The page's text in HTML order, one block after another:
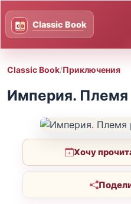
Classic Book/Приключения
Империя. Племя
Хочу